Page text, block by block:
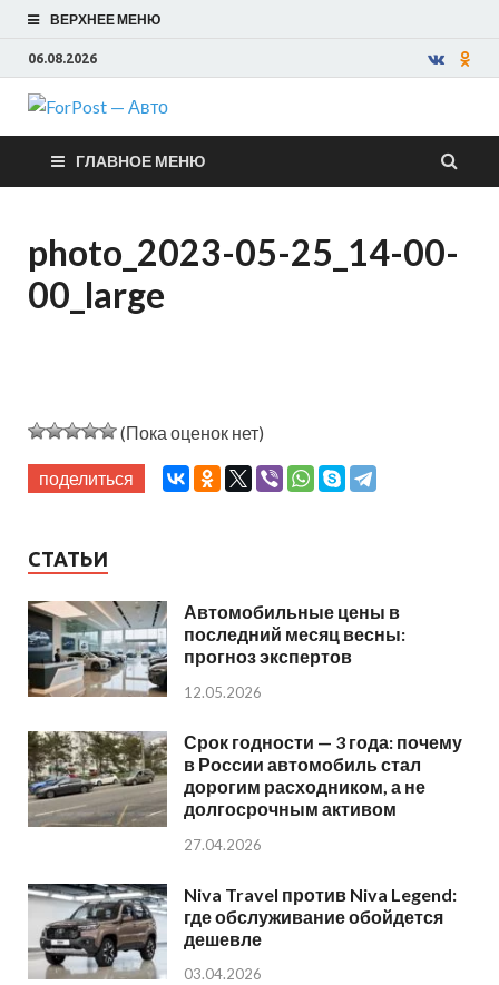
ВЕРХНЕЕ МЕНЮ
06.08.2026
ForPost —
Авто
ГЛАВНОЕ МЕНЮ
photo_2023-05-25_14-00-
00_large
(Пока оценок нет)
поделиться
СТАТЬИ
Автомобильные цены в
последний месяц весны:
прогноз экспертов
12.05.2026
Срок годности — 3 года: почему
в России автомобиль стал
дорогим расходником, а не
долгосрочным активом
27.04.2026
Niva Travel против Niva Legend:
где обслуживание обойдется
дешевле
03.04.2026